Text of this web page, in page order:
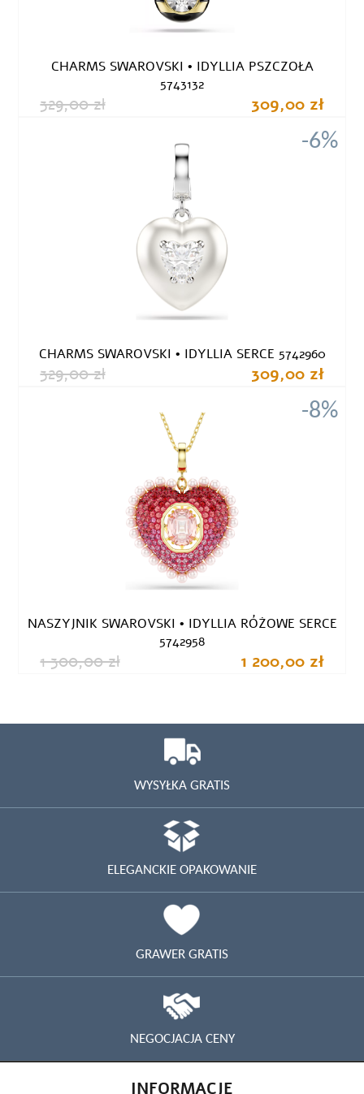
CHARMS SWAROVSKI • IDYLLIA PSZCZOŁA
5743132
329,00 zł 309,00 zł
-6%
CHARMS SWAROVSKI • IDYLLIA SERCE 5742960
329,00 zł 309,00 zł
-8%
NASZYJNIK SWAROVSKI • IDYLLIA RÓŻOWE SERCE
5742958
1 300,00 zł 1 200,00 zł
WYSYŁKA GRATIS
ELEGANCKIE OPAKOWANIE
GRAWER GRATIS
NEGOCJACJA CENY
INFORMACJE